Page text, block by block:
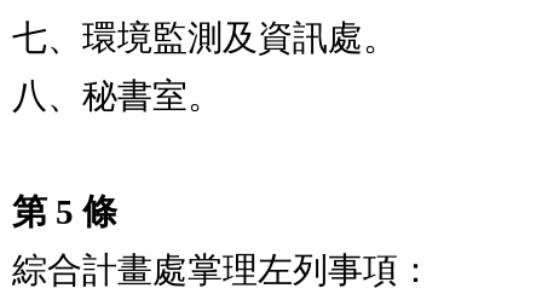
七、環境監測及資訊處。
八、秘書室。
第 5 條
綜合計畫處掌理左列事項：